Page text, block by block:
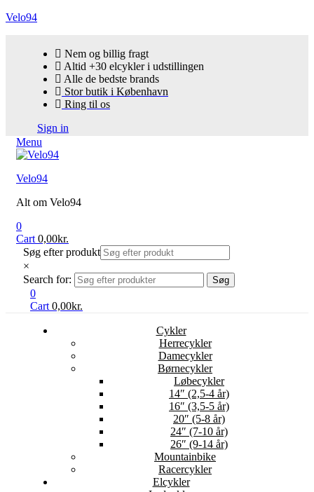
Velo94
Nem og billig fragt
Altid +30 elcykler i udstillingen
Alle de bedste brands
Stor butik i København
Ring til os
Sign in
Menu
Velo94
Alt om Velo94
0
Cart 0,00kr.
Søg efter produkt
×
Search for:
Søg
0
Cart 0,00kr.
Cykler
Herrecykler
Damecykler
Børnecykler
Løbecykler
14″ (2,5-4 år)
16″ (3,5-5 år)
20″ (5-8 år)
24″ (7-10 år)
26″ (9-14 år)
Mountainbike
Racercykler
Elcykler